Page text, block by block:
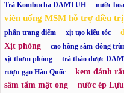
Trà Kombucha DAMTUH
nước
viên uống MSM hỗ trợ điều
phấn trang điểm xịt tạo kiểu tóc
Xịt phòng cao hồng sâm-đông
xịt thơm phòng trà thảo dược
rượu gạo Hàn Quốc
kem đánh
sâm tẩm mật ong nước ép